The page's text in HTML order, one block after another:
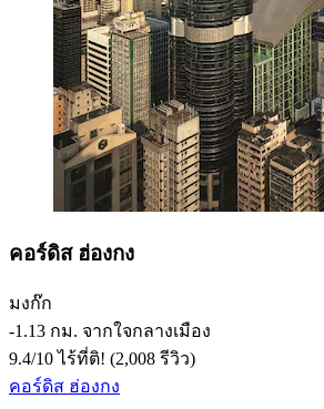
คอร์ดิส ฮ่องกง
มงก๊ก
‐1.13 กม. จากใจกลางเมือง
9.4/10ไร้ที่ติ! (2,008 รีวิว)
คอร์ดิส ฮ่องกง